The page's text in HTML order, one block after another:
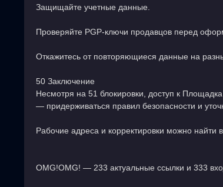
Защищайте учетные данные.
Проверяйте PGP-ключи продавцов перед
Откажитесь от повторяющиеся данные на
50 Заключение
Несмотря на 51 блокировки, доступ к
— придерживаться правил безопасности и
Рабочие адреса и корректировки можно найти
OMG!OMG! — 233 актуальные ссылки и 333